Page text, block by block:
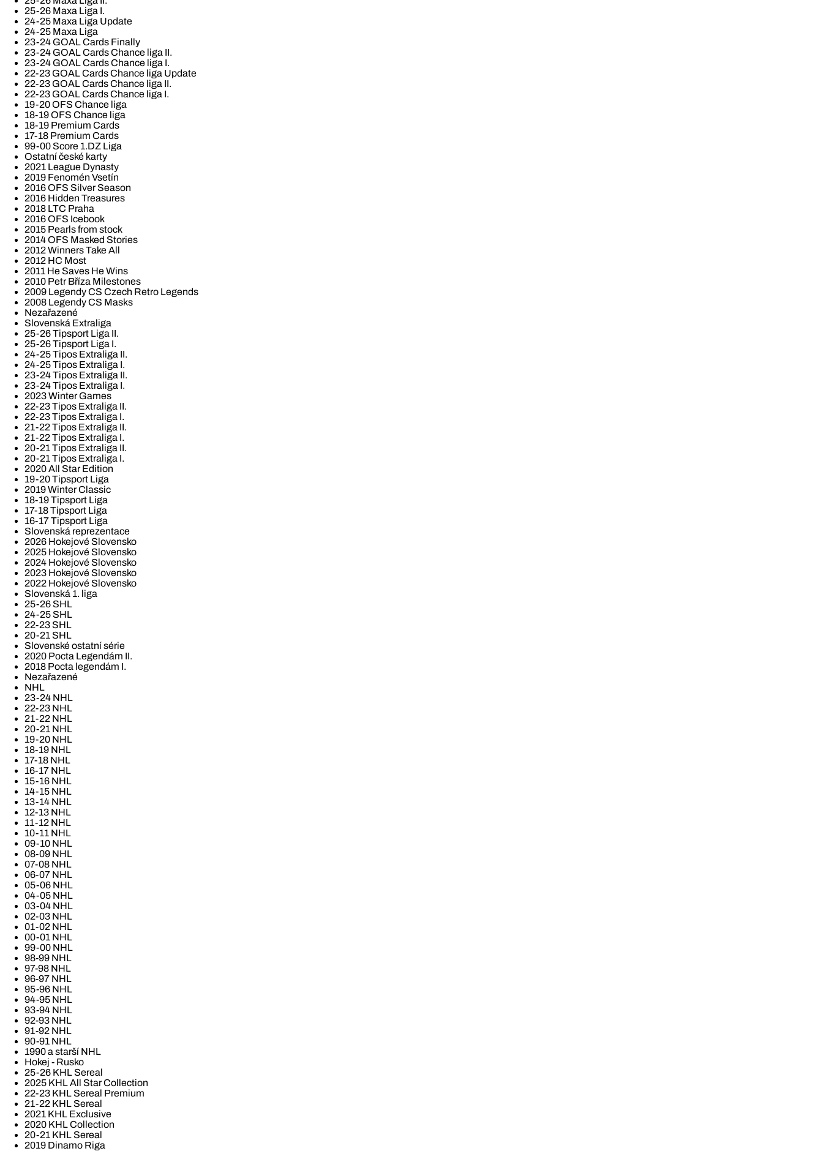
25-26 Maxa Liga I.
24-25 Maxa Liga Update
24-25 Maxa Liga
23-24 GOAL Cards Finally
23-24 GOAL Cards Chance liga II.
23-24 GOAL Cards Chance liga I.
22-23 GOAL Cards Chance liga Update
22-23 GOAL Cards Chance liga II.
22-23 GOAL Cards Chance liga I.
19-20 OFS Chance liga
18-19 OFS Chance liga
18-19 Premium Cards
17-18 Premium Cards
99-00 Score 1.DZ Liga
Ostatní české karty
2021 League Dynasty
2019 Fenomén Vsetín
2016 OFS Silver Season
2016 Hidden Treasures
2018 LTC Praha
2016 OFS Icebook
2015 Pearls from stock
2014 OFS Masked Stories
2012 Winners Take All
2012 HC Most
2011 He Saves He Wins
2010 Petr Bříza Milestones
2009 Legendy CS Czech Retro Legends
2008 Legendy CS Masks
Nezařazené
Slovenská Extraliga
25-26 Tipsport Liga II.
25-26 Tipsport Liga I.
24-25 Tipos Extraliga II.
24-25 Tipos Extraliga I.
23-24 Tipos Extraliga II.
23-24 Tipos Extraliga I.
2023 Winter Games
22-23 Tipos Extraliga II.
22-23 Tipos Extraliga I.
21-22 Tipos Extraliga II.
21-22 Tipos Extraliga I.
20-21 Tipos Extraliga II.
20-21 Tipos Extraliga I.
2020 All Star Edition
19-20 Tipsport Liga
2019 Winter Classic
18-19 Tipsport Liga
17-18 Tipsport Liga
16-17 Tipsport Liga
Slovenská reprezentace
2026 Hokejové Slovensko
2025 Hokejové Slovensko
2024 Hokejové Slovensko
2023 Hokejové Slovensko
2022 Hokejové Slovensko
Slovenská 1. liga
25-26 SHL
24-25 SHL
22-23 SHL
20-21 SHL
Slovenské ostatní série
2020 Pocta Legendám II.
2018 Pocta legendám I.
Nezařazené
NHL
23-24 NHL
22-23 NHL
21-22 NHL
20-21 NHL
19-20 NHL
18-19 NHL
17-18 NHL
16-17 NHL
15-16 NHL
14-15 NHL
13-14 NHL
12-13 NHL
11-12 NHL
10-11 NHL
09-10 NHL
08-09 NHL
07-08 NHL
06-07 NHL
05-06 NHL
04-05 NHL
03-04 NHL
02-03 NHL
01-02 NHL
00-01 NHL
99-00 NHL
98-99 NHL
97-98 NHL
96-97 NHL
95-96 NHL
94-95 NHL
93-94 NHL
92-93 NHL
91-92 NHL
90-91 NHL
1990 a starší NHL
Hokej - Rusko
25-26 KHL Sereal
2025 KHL All Star Collection
22-23 KHL Sereal Premium
21-22 KHL Sereal
2021 KHL Exclusive
2020 KHL Collection
20-21 KHL Sereal
2019 Dinamo Riga